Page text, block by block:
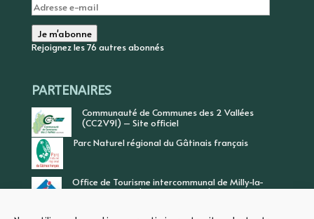
e-
mail
Je m'abonne
Rejoignez les 76 autres abonnés
PARTENAIRES
Communauté de Communes des 2 Vallées
(CC2V91) – Site officiel
Parc Naturel régional du Gâtinais français
Office de Tourisme intercommunal de Milly-la-
Forêt, Vallée de l’Ecole, Vallée de l’Essonne